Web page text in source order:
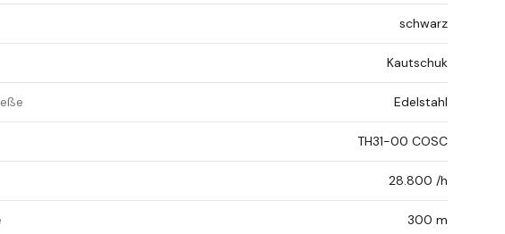
schwarz
Kautschuk
Edelstahl
TH31-00 COSC
28.800 /h
300 m